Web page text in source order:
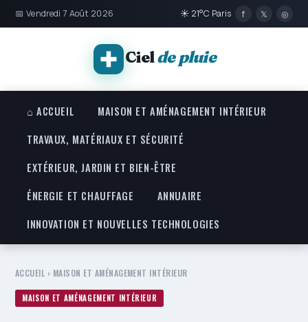
📅 Vendredi 7 Août 2026 ☀ 21°C Paris f 𝕏 ◎
Cielde pluie
⌂ ACCUEIL
MAISON ET AMÉNAGEMENT INTÉRIEUR
TRAVAUX, MATÉRIAUX ET SÉCURITÉ
EXTÉRIEUR, JARDIN ET BIEN-ÊTRE
ÉNERGIE ET CHAUFFAGE
ANNUAIRE
INNOVATION ET NOUVELLES TECHNOLOGIES
ACCUEIL › MAISON ET AMÉNAGEMENT INTÉRIEUR
MAISON ET AMÉNAGEMENT INTÉRIEUR